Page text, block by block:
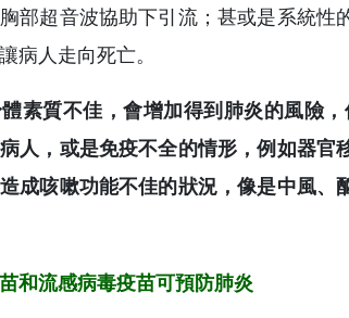
部超音波協助下引流；甚或是系統
病人走向死亡。
素質不佳，會增加得到肺炎的風險
人，或是免疫不全的情形，例如器
成咳嗽功能不佳的狀況，像是中風
和流感病毒疫苗可預防肺炎